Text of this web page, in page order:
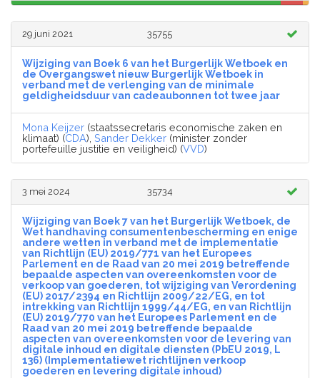
29 juni 2021 35755
Wijziging van Boek 6 van het Burgerlijk Wetboek en
de Overgangswet nieuw Burgerlijk Wetboek in
verband met de verlenging van de minimale
geldigheidsduur van cadeaubonnen tot twee jaar
Mona Keijzer (staatssecretaris economische zaken en
klimaat) (CDA), Sander Dekker (minister zonder
portefeuille justitie en veiligheid) (VVD)
3 mei 2024 35734
Wijziging van Boek 7 van het Burgerlijk Wetboek, de
Wet handhaving consumentenbescherming en enige
andere wetten in verband met de implementatie
van Richtlijn (EU) 2019/771 van het Europees
Parlement en de Raad van 20 mei 2019 betreffende
bepaalde aspecten van overeenkomsten voor de
verkoop van goederen, tot wijziging van Verordening
(EU) 2017/2394 en Richtlijn 2009/22/EG, en tot
intrekking van Richtlijn 1999/44/EG, en van Richtlijn
(EU) 2019/770 van het Europees Parlement en de
Raad van 20 mei 2019 betreffende bepaalde
aspecten van overeenkomsten voor de levering van
digitale inhoud en digitale diensten (PbEU 2019, L
136) (Implementatiewet richtlijnen verkoop
goederen en levering digitale inhoud)